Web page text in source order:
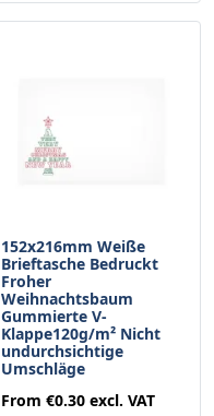
152x216mm Weiße
Brieftasche Bedruckt
Froher
Weihnachtsbaum
Gummierte V-
Klappe120g/m² Nicht
undurchsichtige
Umschläge
From €0.30 excl. VAT